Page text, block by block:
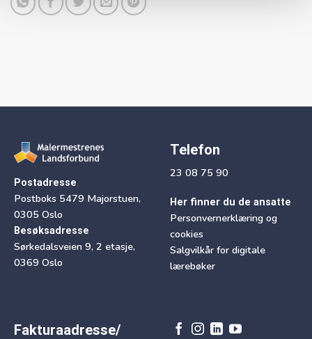
Postadresse
Postboks 5479 Majorstuen,
0305 Oslo
Besøksadresse
Sørkedalsveien 9, 2 etasje,
0369 Oslo
Telefon
23 08 75 90
Her finner du de ansatte
Personvernerklæring og
cookies
Salgvilkår for digitale
lærebøker
Fakturaadresse/